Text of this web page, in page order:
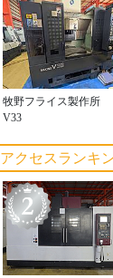
牧野フライス製作所
V33
アクセスランキ